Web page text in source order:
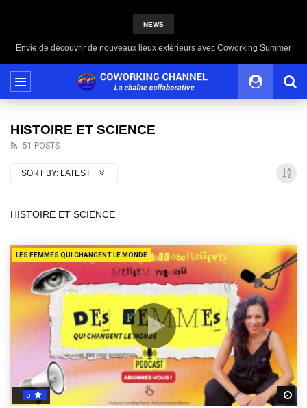
NEWS
Coworking Summer, le rendez-vous de l’été du bien-être
HISTOIRE ET SCIENCE
51 POSTS
SORT BY: LATEST
HISTOIRE ET SCIENCE
LES FEMMES QUI CHANGENT LE MONDE
5